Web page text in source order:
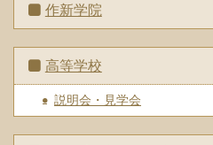
作新学院
高等学校
説明会・見学会